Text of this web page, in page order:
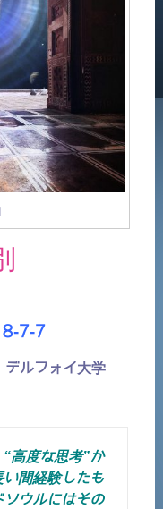
7-7
ルフォイ大学
高度な思考”か
い間経験したも
ウルにはその